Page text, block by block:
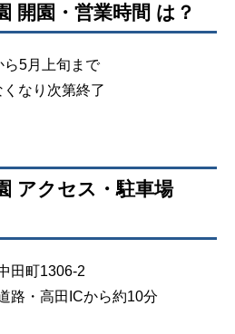
開園・営業時間 は？
ら5月上旬まで
なり次第終了
アクセス・駐車場
田町1306-2
路・高田ICから約10分